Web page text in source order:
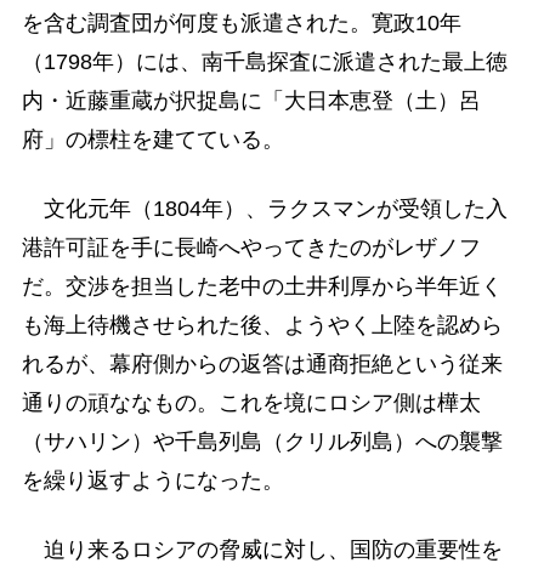
を含む調査団が何度も派遣された。寛政10年
（1798年）には、南千島探査に派遣された最上徳
内・近藤重蔵が択捉島に「大日本恵登（土）呂
府」の標柱を建てている。
文化元年（1804年）、ラクスマンが受領した入
港許可証を手に長崎へやってきたのがレザノフ
だ。交渉を担当した老中の土井利厚から半年近く
も海上待機させられた後、ようやく上陸を認めら
れるが、幕府側からの返答は通商拒絶という従来
通りの頑ななもの。これを境にロシア側は樺太
（サハリン）や千島列島（クリル列島）への襲撃
を繰り返すようになった。
迫り来るロシアの脅威に対し、国防の重要性を